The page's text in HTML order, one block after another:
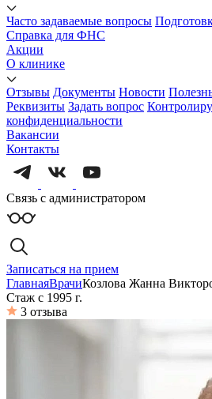
Часто задаваемые вопросы
Справка для ФНС
Акции
О клинике
Отзывы Документы Новости
Реквизиты Задать вопрос
конфиденциальности
Вакансии
Контакты
Связь с администратором
Записаться на прием
ГлавнаяВрачиКозлова Жанна
Стаж с 1995 г.
3 отзыва